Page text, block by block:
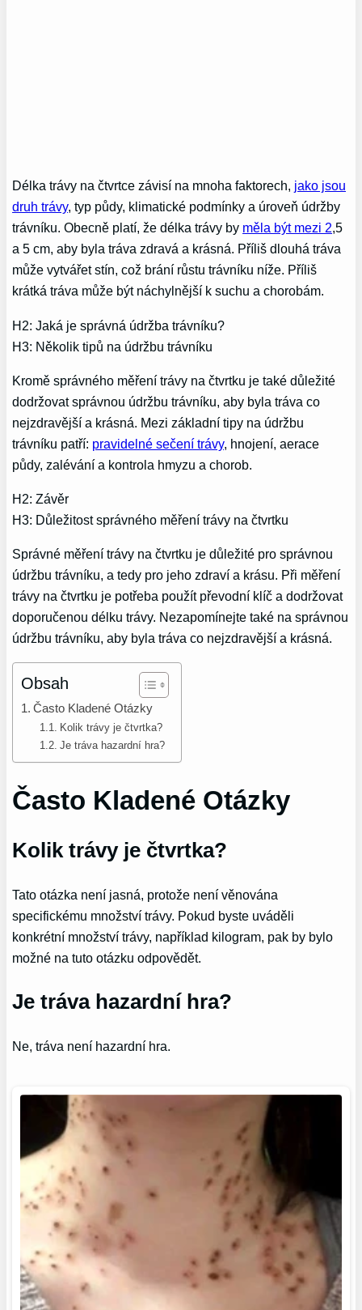
Délka trávy na čtvrtce závisí na mnoha faktorech, jako jsou
druh trávy, typ půdy, klimatické podmínky a úroveň údržby
trávníku. Obecně platí, že délka trávy by měla být mezi 2,5
a 5 cm, aby byla tráva zdravá a krásná. Příliš dlouhá tráva
může vytvářet stín, což brání růstu trávníku níže. Příliš
krátká tráva může být náchylnější k suchu a chorobám.
H2: Jaká je správná údržba trávníku?
H3: Několik tipů na údržbu trávníku
Kromě správného měření trávy na čtvrtku je také důležité
dodržovat správnou údržbu trávníku, aby byla tráva co
nejzdravější a krásná. Mezi základní tipy na údržbu
trávníku patří: pravidelné sečení trávy, hnojení, aerace
půdy, zalévání a kontrola hmyzu a chorob.
H2: Závěr
H3: Důležitost správného měření trávy na čtvrtku
Správné měření trávy na čtvrtku je důležité pro správnou
údržbu trávníku, a tedy pro jeho zdraví a krásu. Při měření
trávy na čtvrtku je potřeba použít převodní klíč a dodržovat
doporučenou délku trávy. Nezapomínejte také na správnou
údržbu trávníku, aby byla tráva co nejzdravější a krásná.
Obsah
Často Kladené Otázky
Kolik trávy je čtvrtka?
Je tráva hazardní hra?
Často Kladené Otázky
Kolik trávy je čtvrtka?
Tato otázka není jasná, protože není věnována
specifickému množství trávy. Pokud byste uváděli
konkrétní množství trávy, například kilogram, pak by bylo
možné na tuto otázku odpovědět.
Je tráva hazardní hra?
Ne, tráva není hazardní hra.